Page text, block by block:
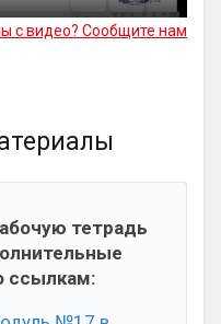
с видео? Сообщите нам
тетрадь
ссылкам: